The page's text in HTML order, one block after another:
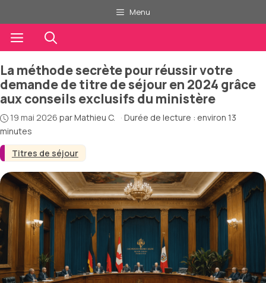
au
contenu
Menu
Menu
Titres de séjour
La méthode secrète pour réussir votre
demande de titre de séjour en 2024 grâce
aux conseils exclusifs du ministère
19 mai 2026 parMathieu C. · Durée de lecture : environ 13
minutes